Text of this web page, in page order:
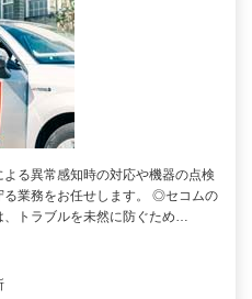
る異常感知時の対応や機器の点検
る業務をお任せします。 ◎セコムの
、トラブルを未然に防ぐため…